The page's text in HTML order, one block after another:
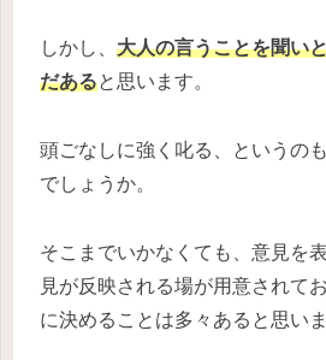
しかし、 大人の言うことを聞い
だあると思います。
頭ごなしに強く叱る、というの
でしょうか。
そこまでいかなくても、意見を
見が反映される場が用意されて
に決めることは多々あると思いま